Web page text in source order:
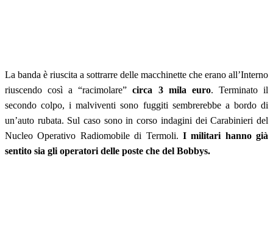
La banda è riuscita a sottrarre delle macchinette che erano all’Interno
riuscendo così a “racimolare”circa 3 mila euro. Terminato il
secondo colpo, i malviventi sono fuggiti sembrerebbe a bordo di
un’auto rubata. Sul caso sono in corso indagini dei Carabinieri del
Nucleo Operativo Radiomobile di Termoli. I militari hanno già
sentito sia gli operatori delle poste che del Bobbys.